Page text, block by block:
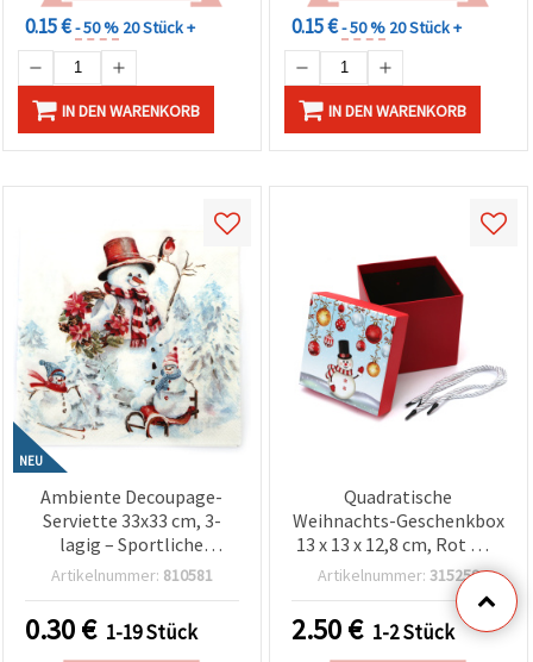
0.15 €- 50 % 20 Stück +
IN DEN WARENKORB
0.15 €- 50 % 20 Stück +
IN DEN WARENKORB
NEU
Ambiente Decoupage-
Serviette 33x33 cm, 3-
lagig – Sportliche
Schneemänner, ideal für
Weihnachtsdeko
Artikelnummer: 810581
0.30€ 1-19 Stück
Quadratische
Weihnachts-Geschenkbox
13 x 13 x 12,8 cm, Rot mit
Schneemann-Motiv
Artikelnummer: 315259
2.50€ 1-2 Stück